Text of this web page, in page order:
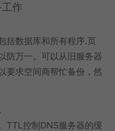
作
括数据库和所有程序.页
防万一。可以从旧服务器
要求空间商帮忙备份，然
TTL控制DNS服务器的缓